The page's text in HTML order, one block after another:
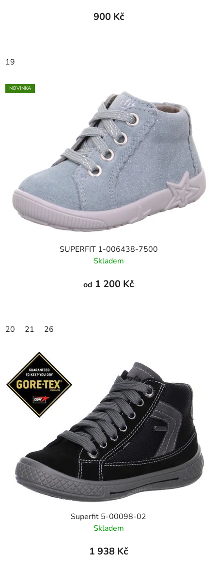
900 Kč
19
NOVINKA
SUPERFIT 1-006438-7500
Skladem
od 1 200 Kč
20 21 26
Superfit 5-00098-02
Skladem
1 938 Kč